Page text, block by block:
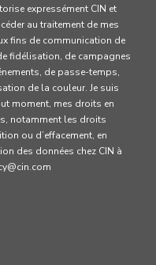
expressément CIN et
au traitement de mes
fins de communication de
fidélisation, de campagnes
de passe-temps,
de la couleur. Je suis
moment, mes droits en
notamment les droits
ou d’effacement, en
des données chez CIN à